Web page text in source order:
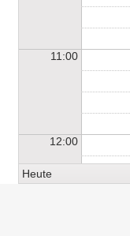
11:00
12:00
Heute